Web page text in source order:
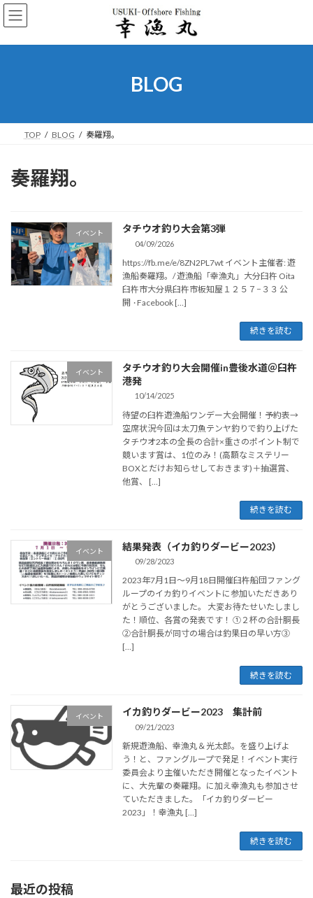
コ
ン
ン
ナ
ビ
ー
BLOG
TOP BLOG 奏羅翔。
奏羅翔。
イベント タチウオ釣り大会第3弾
04/09/2026
https://fb.me/e/8ZN2PL7wt イベント主催者: 遊
漁船奏羅翔。/ 遊漁船「幸漁丸」大分臼杵 Oita
臼杵市大分県臼杵市板知屋１２５７−３３ 公
開 · Facebook […]
続きを読む
イベント
タチウオ釣り大会開催in豊後水道＠臼杵
港発
10/14/2025
待望の臼杵遊漁船ワンデー大会開催！予約表→
空席状況今回は太刀魚テンヤ釣りで釣り上げた
タチウオ2本の全長の合計×重さのポイント制で
競います賞は、1位のみ！(高額なミステリー
BOXとだけお知らせしておきます)＋抽選賞、
他賞、 […]
続きを読む
イベント 結果発表（イカ釣りダービー2023）
09/28/2023
2023年7月1日～9月18日開催臼杵船団ファング
ループのイカ釣りイベントに参加いただきあり
がとうございました。 大変お待たせいたしまし
た！順位、各賞の発表です！ ①２杯の合計胴長
②合計胴長が同寸の場合は釣果日の早い方③
[…]
続きを読む
イベント イカ釣りダービー2023 集計前
09/21/2023
新規遊漁船、幸漁丸＆光太郎。を盛り上げよ
う！と、ファングループで発足！イベント実行
委員会より主催いただき開催となったイベント
に、大先輩の奏羅翔。に加え幸漁丸も参加させ
ていただきました。「イカ釣りダービー
2023」！幸漁丸 […]
続きを読む
最近の投稿